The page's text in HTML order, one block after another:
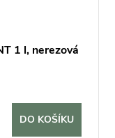
1 l, nerezová
DO KOŠÍKU